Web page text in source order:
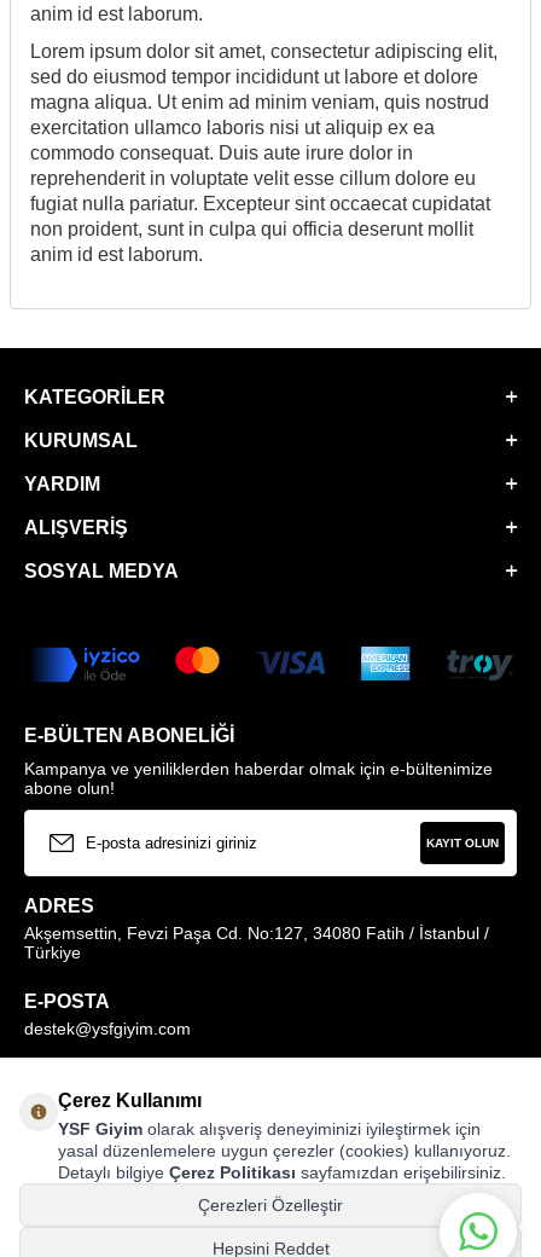
anim id est laborum.
Lorem ipsum dolor sit amet, consectetur adipiscing elit,
sed do eiusmod tempor incididunt ut labore et dolore
magna aliqua. Ut enim ad minim veniam, quis nostrud
exercitation ullamco laboris nisi ut aliquip ex ea
commodo consequat. Duis aute irure dolor in
reprehenderit in voluptate velit esse cillum dolore eu
fugiat nulla pariatur. Excepteur sint occaecat cupidatat
non proident, sunt in culpa qui officia deserunt mollit
anim id est laborum.
KATEGORILER
KURUMSAL
YARDIM
ALIŞVERIŞ
SOSYAL MEDYA
E-BÜLTEN ABONELIĞI
Kampanya ve yeniliklerden haberdar olmak için e-bültenimize
abone olun!
KAYIT OLUN
ADRES
Akşemsettin, Fevzi Paşa Cd. No:127, 34080 Fatih / İstanbul /
Türkiye
E-POSTA
destek@ysfgiyim.com
0850 259 1373
MAĞAZALARIMIZ
Çerez Kullanımı
YSF Giyim olarak alışveriş deneyiminizi iyileştirmek için
yasal düzenlemelere uygun çerezler (cookies) kullanıyoruz.
Detaylı bilgiye Çerez Politikası sayfamızdan erişebilirsiniz.
Çerezleri Özelleştir
Hepsini Reddet